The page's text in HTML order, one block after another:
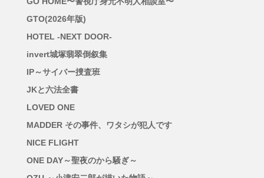
GTO(2026年版)
HOTEL -NEXT DOOR-
invert城塚翡翠倒叙集
IP～サイバー捜査班
JKと六法全書
LOVED ONE
MADDER その事件、ワタシが犯人です
NICE FLIGHT
ONE DAY～聖夜のから騒ぎ～